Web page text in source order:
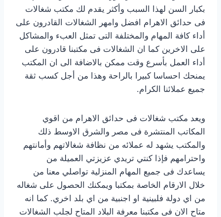
بكبار السن لهذا السبب وأكثر يقدم لك مكتب شغالات
فى حدائق الاهرام افضل وامهر الشغالات القادرون على
أداء كافة المهام والمختلفة التى تمثل العبء والمشاكل
على الاخرين كما ان الشغالات فى مكتبنا قادرون على
أداء العمل بأسرع وقت ممكن بالاضافة الى ان المكتب
يمنحك احساسا كبيرا بالراحة وهذا من أجل كسب ثقة
جميع عملائنا الكرام.
ويعد مكتب شغالات فى حدائق الاهرام من اقوي
المكاتب المنتشرة فى مصر والشرق الاوسط ذلك
والمكتب يشهد له عملائه من نظافة شغالاتهم وأمانتهم
واحترامهم فإذا كنتي تريدي عزيزتي العميلة من
يساعدك فى جميع المهام المنزلية تواصلي معنا من
خلال الارقام الخاصة بمكتبا ويمكنك الحصول على شغاله
من اي دولة فلبينية او اجنبية من اي بلد اخري. كما انه
متاح الان فى مكتبنا معرفة البلاد المتاح لجلب الشغالات